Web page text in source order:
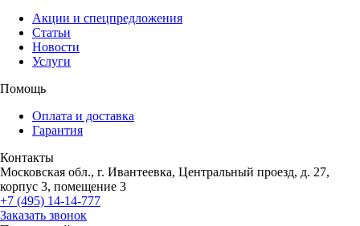
Акции и спецпредложения
Статьи
Новости
Услуги
Помощь
Оплата и доставка
Гарантия
Контакты
Московская обл., г. Ивантеевка, Центральный проезд, д. 27,
корпус 3, помещение 3
+7 (495) 14-14-777
Заказать звонок